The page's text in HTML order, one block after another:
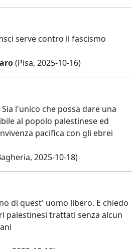
serve contro il fascismo
(Pisa, 2025-10-16)
l'unico che possa dare una
al popolo palestinese ed
pacifica con gli ebrei
2025-10-18)
di quest' uomo libero. E chiedo
palestinesi trattati senza alcun